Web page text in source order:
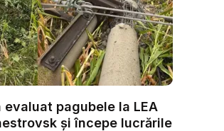
pagubele la LEA
și începe lucrările